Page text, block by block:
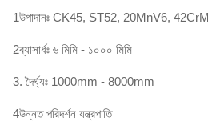
1উপাদানঃ CK45, ST52, 20MnV6,
2ব্যাসার্ধঃ ৬ মিমি - ১০০০ মিমি
3. দৈর্ঘ্যঃ 1000mm - 8000mm
4উন্নত পরিদর্শন যন্ত্রপাতি